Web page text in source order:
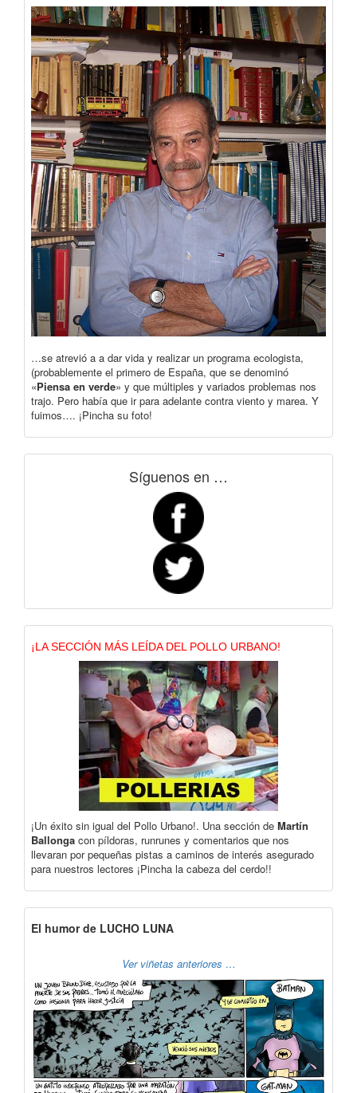
…se atrevió a a dar vida y realizar un programa ecologista,
(probablemente el primero de España, que se denominó
«Piensa en verde» y que múltiples y variados problemas nos
trajo. Pero había que ir para adelante contra viento y marea. Y
fuimos…. ¡Pincha su foto!
Síguenos en …
¡LA SECCIÓN MÁS LEÍDA DEL POLLO URBANO!
¡Un éxito sin igual del Pollo Urbano!. Una sección de Martín
Ballonga con píldoras, runrunes y comentarios que nos
llevaran por pequeñas pistas a caminos de interés asegurado
para nuestros lectores ¡Pincha la cabeza del cerdo!!
El humor de LUCHO LUNA
Ver viñetas anteriores …